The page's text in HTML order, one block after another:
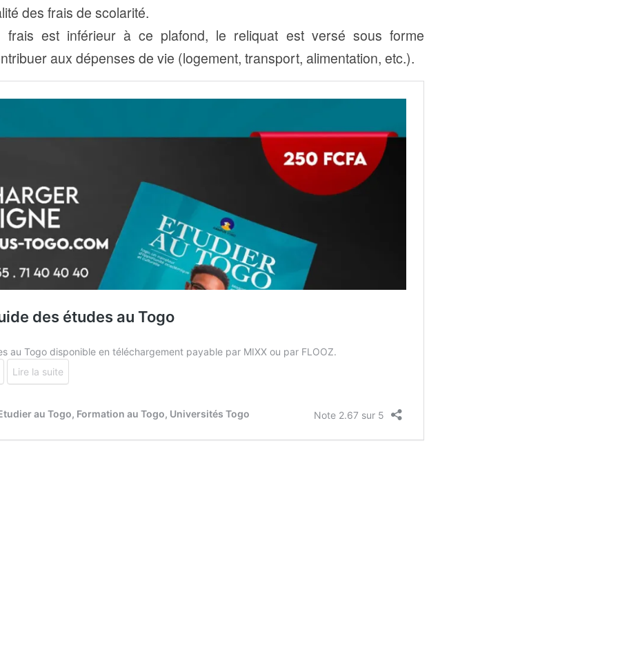
des frais de scolarité.
frais est inférieur à ce plafond, le reliquat est versé sous forme
aux dépenses de vie (logement, transport, alimentation, etc.).